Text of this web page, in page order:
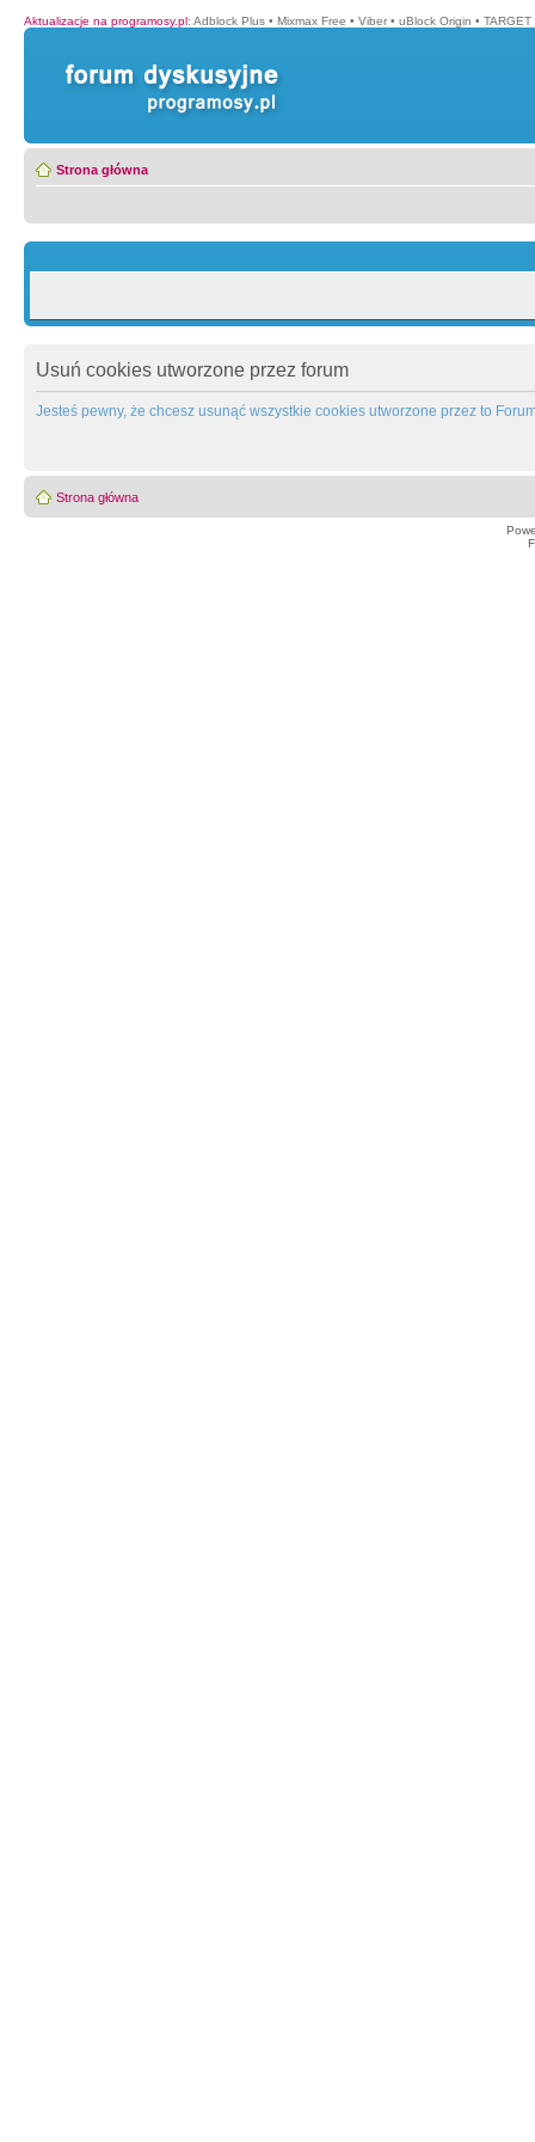
Aktualizacje na programosy.pl: Adblock Plus • Mixmax Free • Viber • uBlock Origin •
Strona główna
Usuń cookies utworzone przez forum
Jesteś pewny, że chcesz usunąć wszystkie cookies utworzone przez to
Strona główna